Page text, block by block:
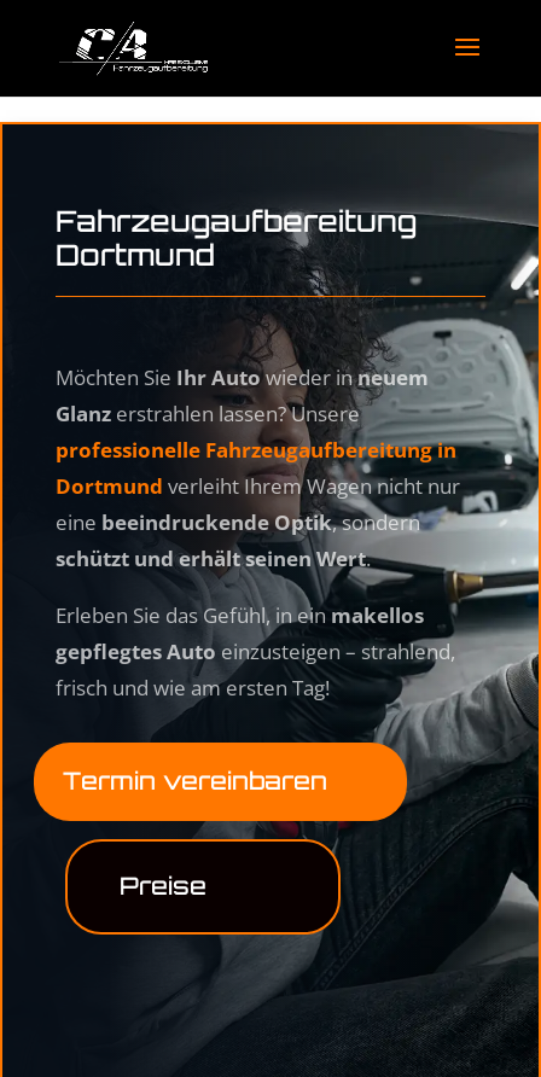
Fahrzeugaufbereitung
Dortmund
Möchten Sie Ihr Autowieder inneuem
Glanz erstrahlen lassen? Unsere
professionelle Fahrzeugaufbereitungin
Dortmund verleiht Ihrem Wagen nicht nur
eine beeindruckende Optik, sondern
schützt und erhält seinen Wert.
Erleben Sie das Gefühl, in ein makellos
gepflegtes Auto einzusteigen – strahlend,
frisch und wie am ersten Tag!
Termin vereinbaren
Preise